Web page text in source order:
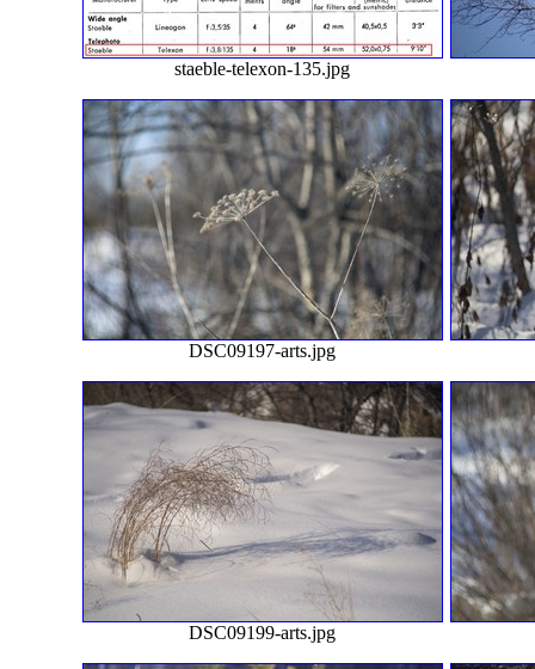
staeble-telexon-135.jpg
DSC09197-arts.jpg
DSC09199-arts.jpg